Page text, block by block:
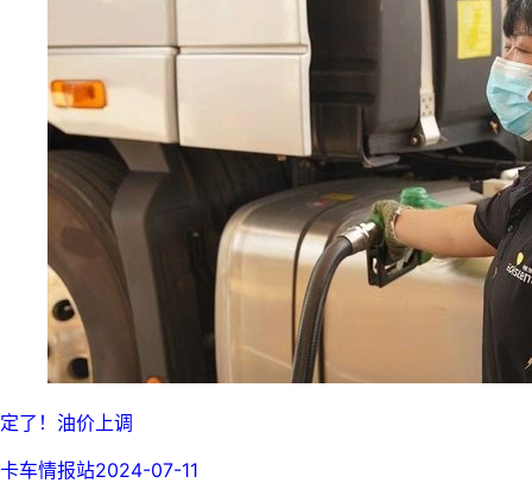
定了！油价上调
卡车情报站2024-07-11